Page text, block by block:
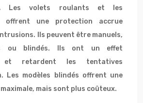
Les volets roulants et les
offrent une protection accrue
Ils peuvent être manuels,
ou blindés. Ils ont un effet
et retardent les tentatives
Les modèles blindés offrent une
mais sont plus coûteux.